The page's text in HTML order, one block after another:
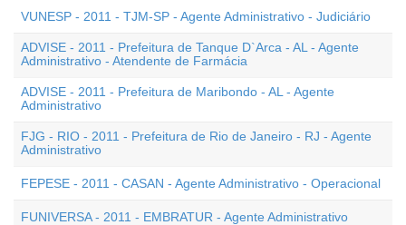
VUNESP - 2011 - TJM-SP - Agente Administrativo - Judiciário
ADVISE - 2011 - Prefeitura de Tanque D`Arca - AL - Agente
Administrativo - Atendente de Farmácia
ADVISE - 2011 - Prefeitura de Maribondo - AL - Agente
Administrativo
FJG - RIO - 2011 - Prefeitura de Rio de Janeiro - RJ - Agente
Administrativo
FEPESE - 2011 - CASAN - Agente Administrativo - Operacional
FUNIVERSA - 2011 - EMBRATUR - Agente Administrativo